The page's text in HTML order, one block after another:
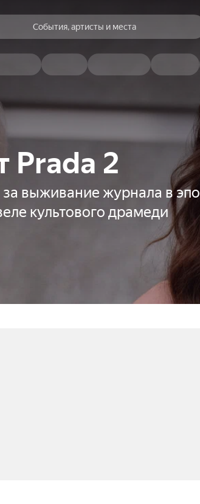
События, артисты и места
Prada 2
выживание журнала в
культового драмеди